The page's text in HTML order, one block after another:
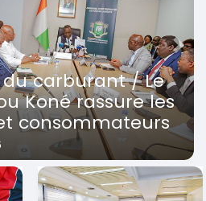
carburant / Le
Koné rassure les
consommateurs
Next